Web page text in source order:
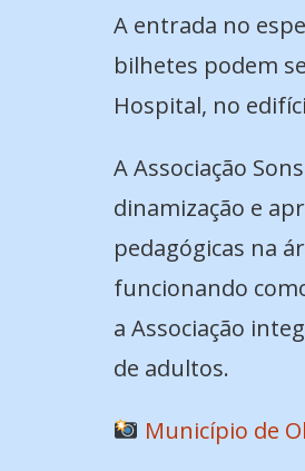
A entrada no
bilhetes podem
Hospital, no
A Associação
dinamização e
pedagógicas na
funcionando
a Associação
de adultos.
Município de